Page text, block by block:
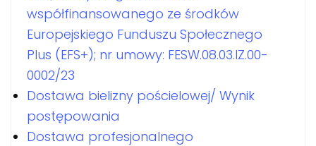
współfinansowanego ze środków
Europejskiego Funduszu Społecznego
Plus (EFS+); nr umowy: FESW.08.03.IZ.00-
0002/23
Dostawa bielizny pościelowej/ Wynik
postępowania
Dostawa profesjonalnego